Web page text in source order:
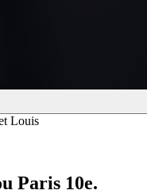
Louis
Paris 10e.